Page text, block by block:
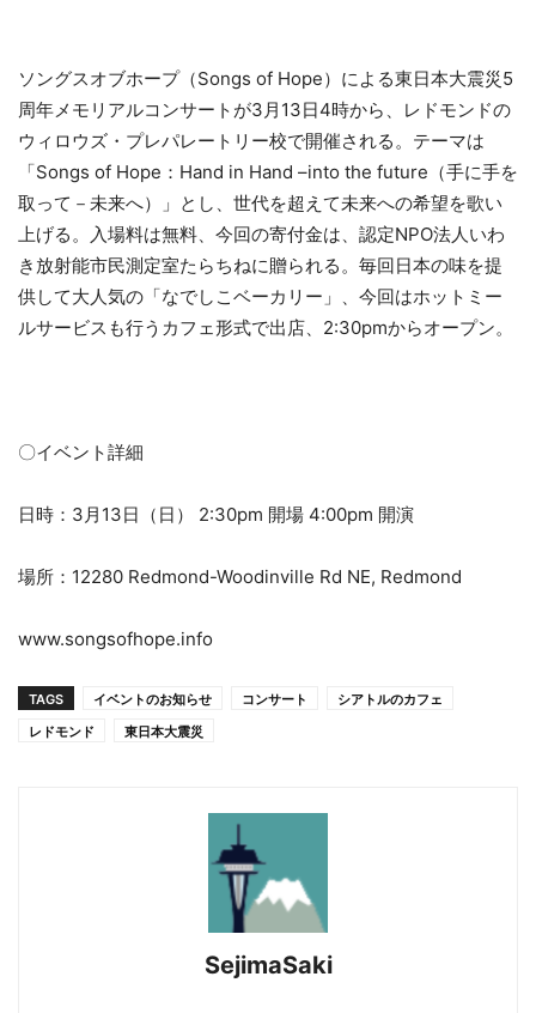
ソングスオブホープ（Songs of Hope）による東日本大震災5
周年メモリアルコンサートが3月13日4時から、レドモンドの
ウィロウズ・プレパレートリー校で開催される。テーマは
「Songs of Hope：Hand in Hand –into the future（手に手を
取って－未来へ）」とし、世代を超えて未来への希望を歌い
上げる。入場料は無料、今回の寄付金は、認定NPO法人いわ
き放射能市民測定室たらちねに贈られる。毎回日本の味を提
供して大人気の「なでしこベーカリー」、今回はホットミー
ルサービスも行うカフェ形式で出店、2:30pmからオープン。
〇イベント詳細
日時：3月13日（日） 2:30pm 開場 4:00pm 開演
場所：12280 Redmond-Woodinville Rd NE, Redmond
www.songsofhope.info
TAGS イベントのお知らせ コンサート
シアトルのカフェ
レドモンド
東日本大震災
SejimaSaki